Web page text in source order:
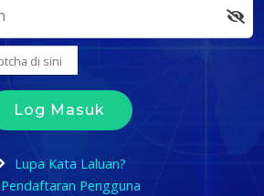
Log Masuk
Lupa Kata Laluan?
Pendaftaran Pengguna